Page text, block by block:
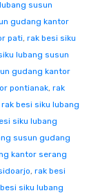
susun
gudang kantor
pati, rak besi siku
lubang susun
gudang kantor
pontianak, rak
rak besi siku lubang
siku lubang
susun gudang
kantor serang
, rak besi
siku lubang